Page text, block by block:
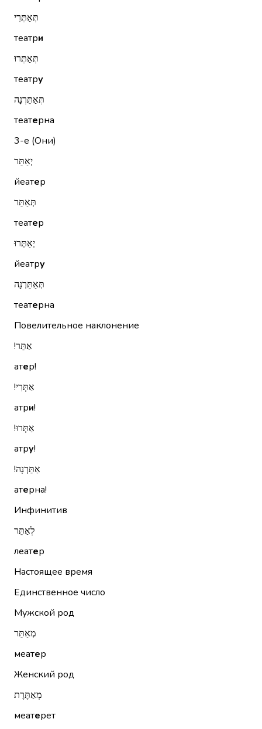
תְּאַתְּרִי
театри
תְּאַתְּרוּ
театру
תְּאַתֵּרְנָה
театерна
3-е (Они)
יְאַתֵּר
йеатер
תְּאַתֵּר
театер
יְאַתְּרוּ
йеатру
תְּאַתֵּרְנָה
театерна
Повелительное наклонение
אַתֵּר!‏
атер!
אַתְּרִי!‏
атри!
אַתְּרוּ!‏
атру!
אַתֵּרְנָה!‏
атерна!
Инфинитив
לְאַתֵּר
леатер
Настоящее время
Единственное число
Мужской род
מְאַתֵּר
меатер
Женский род
מְאַתֶּרֶת
меатерет